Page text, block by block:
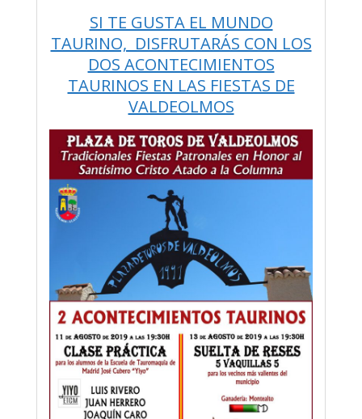
SI TE GUSTA EL MUNDO
TAURINO, DISFRUTARÁS CON LOS
DOS ACONTECIMIENTOS
TAURINOS EN LAS FIESTAS DE
VALDEOLMOS